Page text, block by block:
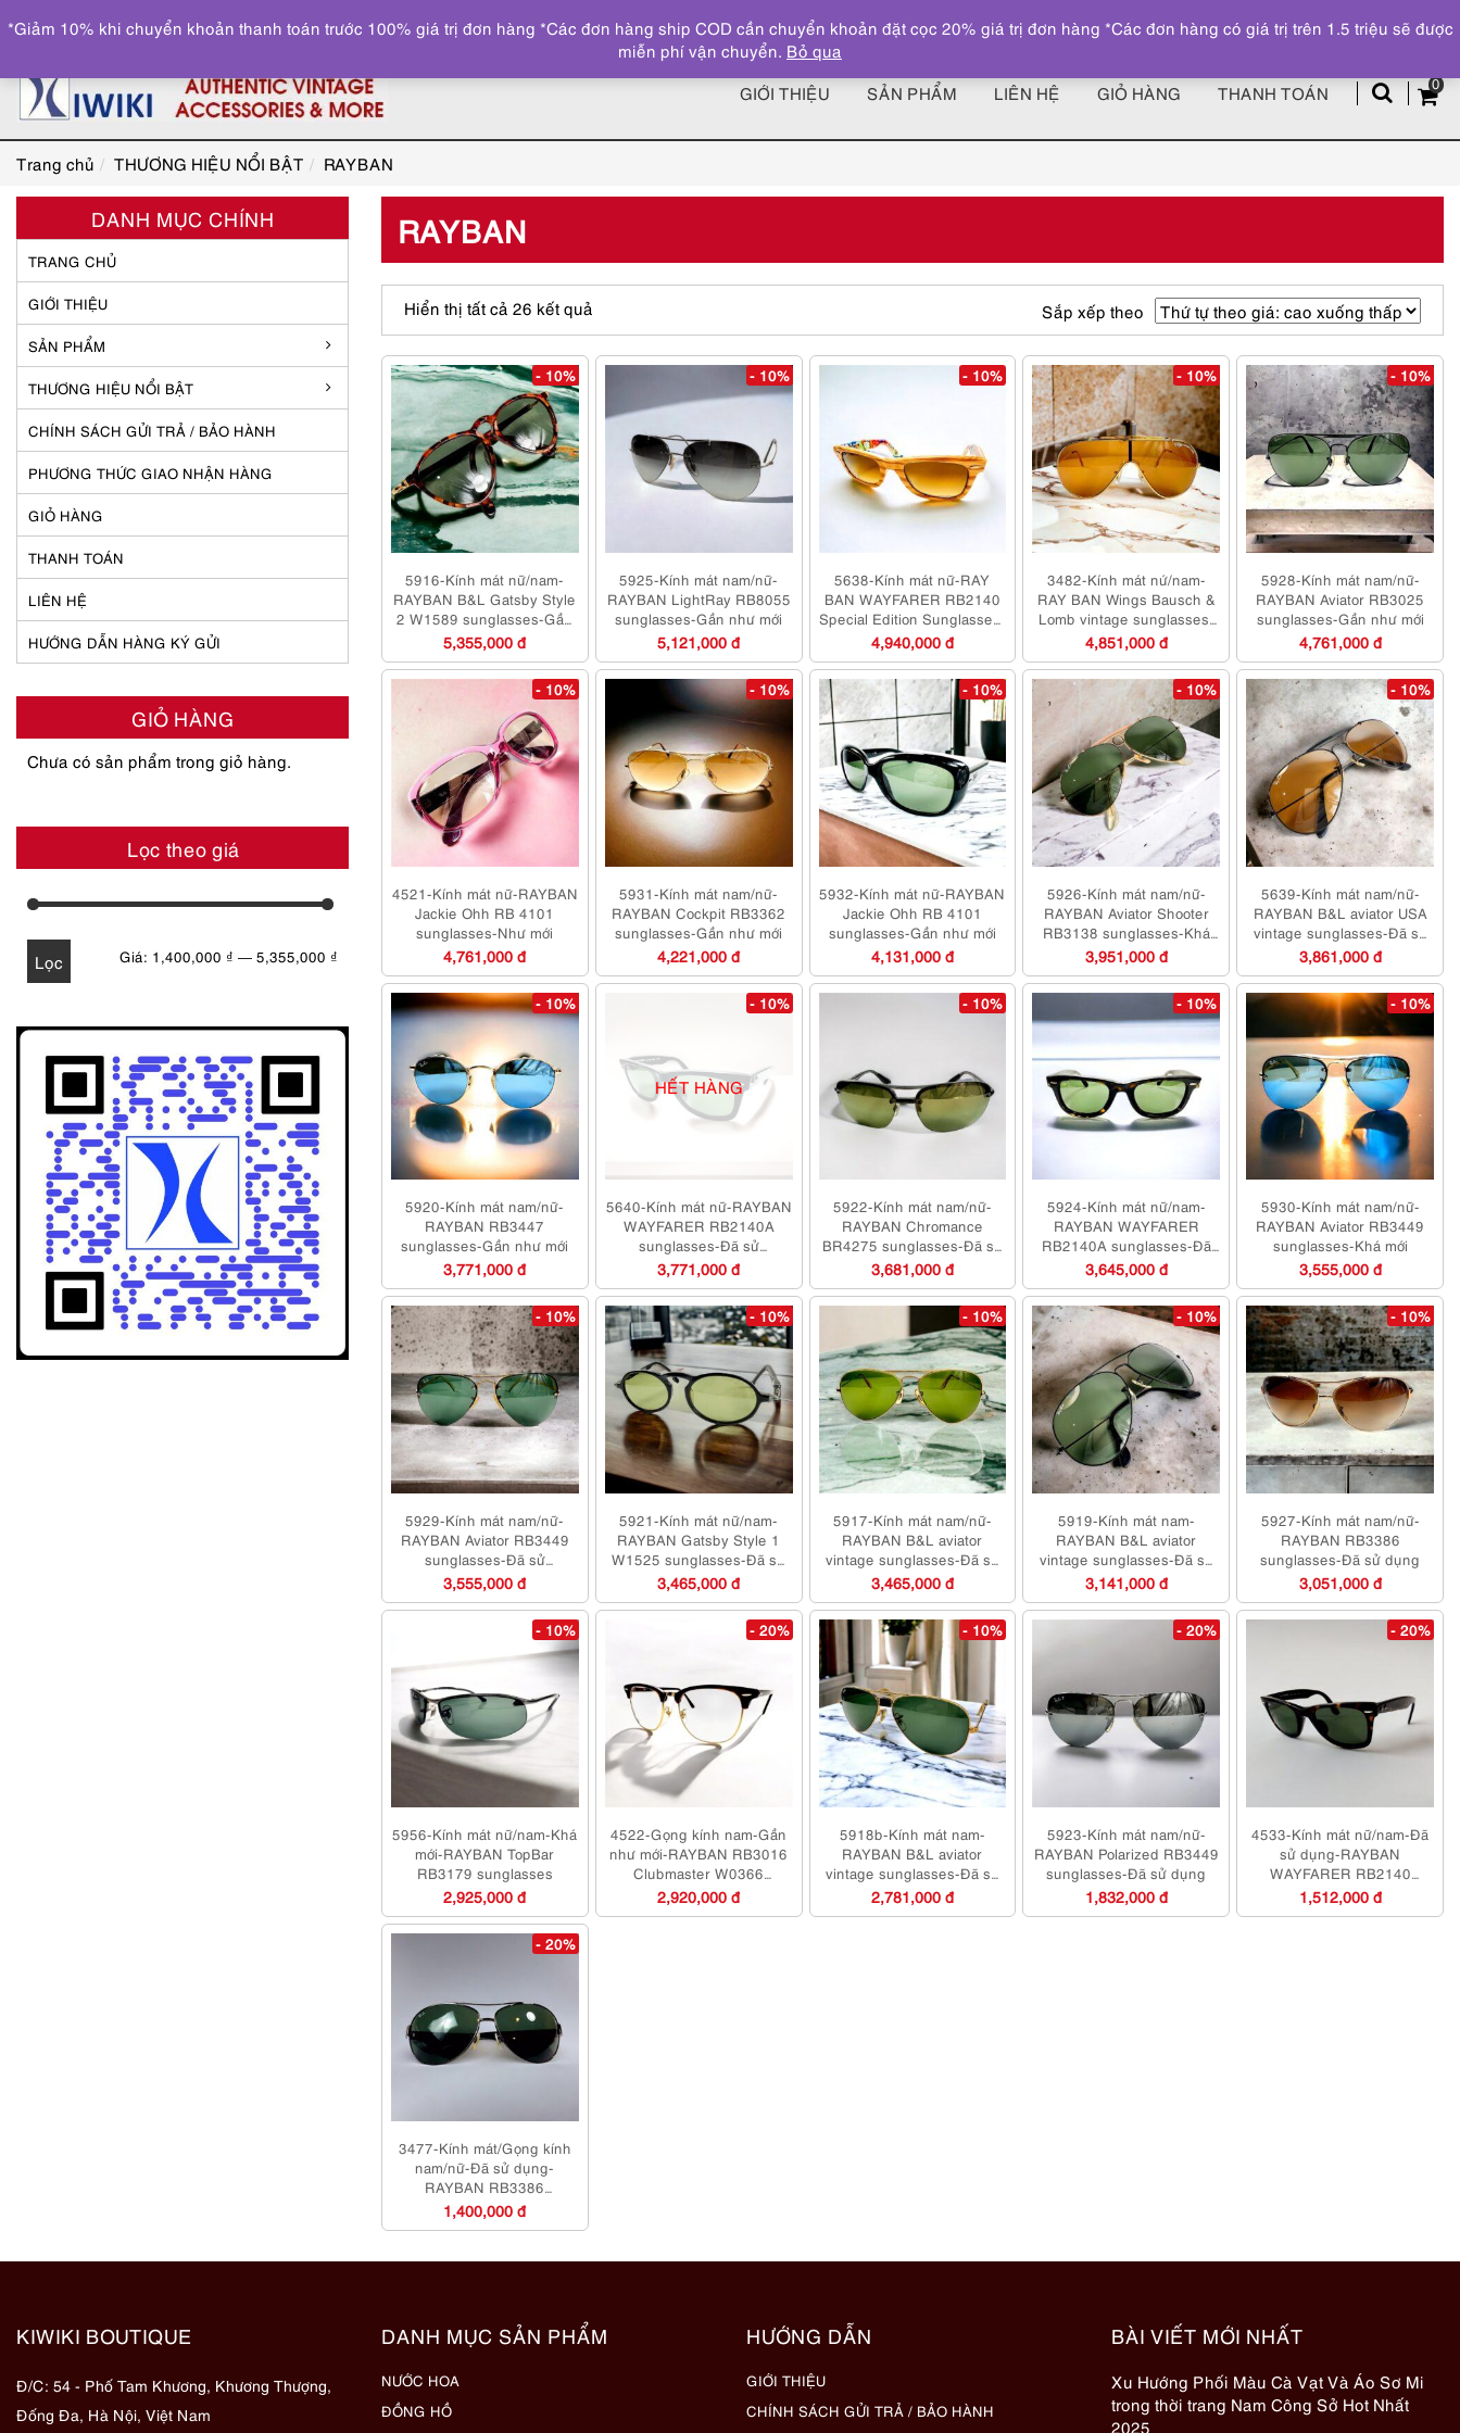
z
0
GIỚI THIỆU SẢN PHẨM LIÊN HỆ GIỎ HÀNG THANH TOÁN
Trang chủ THƯƠNG HIỆU NỔI BẬT RAYBAN
RAYBAN
Hiển thị tất cả 26 kết quả
sắp
xếp
cao
Sắp xếp theo
- 10%
5916-Kính mát nữ/nam-
RAYBAN B&L Gatsby Style
2 W1589 sunglasses-Gần
như mới
5,355,000 đ
- 10%
5925-Kính mát nam/nữ-
RAYBAN LightRay RB8055
sunglasses-Gần như mới
5,121,000 đ
- 10%
5638-Kính mát nữ-RAY
BAN WAYFARER RB2140
Special Edition Sunglasses-
Như mới
4,940,000 đ
- 10%
3482-Kính mát nứ/nam-
RAY BAN Wings Bausch &
Lomb vintage sunglasses-
Đã sử dụng/Khá mới
4,851,000 đ
- 10%
5928-Kính mát nam/nữ-
RAYBAN Aviator RB3025
sunglasses-Gần như mới
4,761,000 đ
- 10%
4521-Kính mát nữ-RAYBAN
Jackie Ohh RB 4101
sunglasses-Như mới
4,761,000 đ
- 10%
5931-Kính mát nam/nữ-
RAYBAN Cockpit RB3362
sunglasses-Gần như mới
4,221,000 đ
- 10%
5932-Kính mát nữ-RAYBAN
Jackie Ohh RB 4101
sunglasses-Gần như mới
4,131,000 đ
- 10%
5926-Kính mát nam/nữ-
RAYBAN Aviator Shooter
RB3138 sunglasses-Khá
mới
3,951,000 đ
- 10%
5639-Kính mát nam/nữ-
RAYBAN B&L aviator USA
vintage sunglasses-Đã sử
dụng
3,861,000 đ
- 10%
5920-Kính mát nam/nữ-
RAYBAN RB3447
sunglasses-Gần như mới
3,771,000 đ
HẾT HÀNG
- 10%
5640-Kính mát nữ-RAYBAN
WAYFARER RB2140A
sunglasses-Đã sử
dụng/Khá mới
3,771,000 đ
- 10%
5922-Kính mát nam/nữ-
RAYBAN Chromance
BR4275 sunglasses-Đã sử
dụng/Khá mới
3,681,000 đ
- 10%
5924-Kính mát nữ/nam-
RAYBAN WAYFARER
RB2140A sunglasses-Đã
sử dụng/Khá mới
3,645,000 đ
- 10%
5930-Kính mát nam/nữ-
RAYBAN Aviator RB3449
sunglasses-Khá mới
3,555,000 đ
- 10%
5929-Kính mát nam/nữ-
RAYBAN Aviator RB3449
sunglasses-Đã sử
dụng/Khá mới
3,555,000 đ
- 10%
5921-Kính mát nữ/nam-
RAYBAN Gatsby Style 1
W1525 sunglasses-Đã sử
dụng/Khá mới
3,465,000 đ
- 10%
5917-Kính mát nam/nữ-
RAYBAN B&L aviator
vintage sunglasses-Đã sử
dụng/Khá mới
3,465,000 đ
- 10%
5919-Kính mát nam-
RAYBAN B&L aviator
vintage sunglasses-Đã sử
dụng
3,141,000 đ
- 10%
5927-Kính mát nam/nữ-
RAYBAN RB3386
sunglasses-Đã sử dụng
3,051,000 đ
- 10%
5956-Kính mát nữ/nam-Khá
mới-RAYBAN TopBar
RB3179 sunglasses
2,925,000 đ
- 20%
4522-Gọng kính nam-Gần
như mới-RAYBAN RB3016
Clubmaster W0366
eyeglasses frame
2,920,000 đ
- 10%
5918b-Kính mát nam-
RAYBAN B&L aviator
vintage sunglasses-Đã sử
dụng
2,781,000 đ
- 20%
5923-Kính mát nam/nữ-
RAYBAN Polarized RB3449
sunglasses-Đã sử dụng
1,832,000 đ
- 20%
4533-Kính mát nữ/nam-Đã
sử dụng-RAYBAN
WAYFARER RB2140
sunglasses
1,512,000 đ
- 20%
3477-Kính mát/Gọng kính
nam/nữ-Đã sử dụng-
RAYBAN RB3386
sunglasses
1,400,000 đ
DANH MỤC CHÍNH
TRANG CHỦ
GIỚI THIỆU
SẢN PHẨM
THƯƠNG HIỆU NỔI BẬT
CHÍNH SÁCH GỬI TRẢ / BẢO HÀNH
PHƯƠNG THỨC GIAO NHẬN HÀNG
GIỎ HÀNG
THANH TOÁN
LIÊN HỆ
HƯỚNG DẪN HÀNG KÝ GỬI
GIỎ HÀNG
Chưa có sản phẩm trong giỏ hàng.
Lọc theo giá
nhất
nhất
Lọc Giá: 1,400,000 ₫ — 5,355,000 ₫
KIWIKI BOUTIQUE
Đ/C: 54 - Phố Tam Khương, Khương Thượng,
Đống Đa, Hà Nội, Việt Nam
DANH MỤC SẢN PHẨM
NƯỚC HOA
ĐỒNG HỒ
HƯỚNG DẪN
GIỚI THIỆU
CHÍNH SÁCH GỬI TRẢ / BẢO HÀNH
BÀI VIẾT MỚI NHẤT
Xu Hướng Phối Màu Cà Vạt Và Áo Sơ Mi
trong thời trang Nam Công Sở Hot Nhất
2025
*Giảm 10% khi chuyển khoản thanh toán trước 100% giá trị đơn hàng *Các đơn hàng ship COD cần chuyển khoản đặt cọc 20% giá trị đơn hàng *Các đơn hàng có giá trị trên 1.5 triệu sẽ được
miễn phí vận chuyển. Bỏ qua